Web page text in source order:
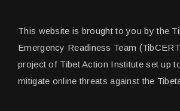
This website is brought to you by the
Emergency Readiness Team
project of Tibet Action Institute set up
mitigate online threats against the